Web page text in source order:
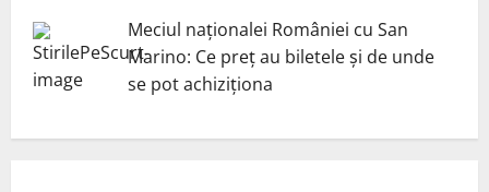
Meciul naționalei României cu San
Marino: Ce preț au biletele și de unde
se pot achiziționa